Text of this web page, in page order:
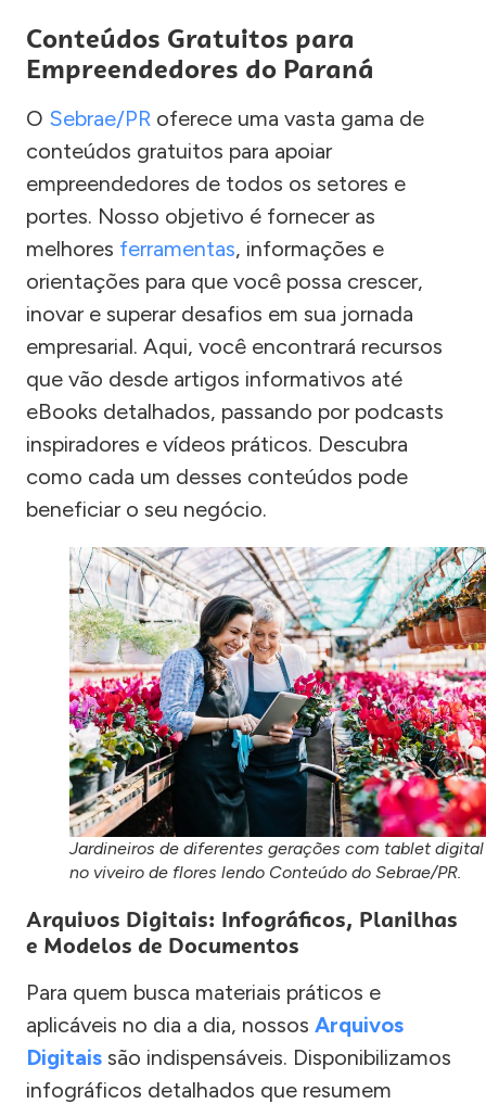
Conteúdos Gratuitos para
Empreendedores do Paraná
O Sebrae/PR oferece uma vasta gama de
conteúdos gratuitos para apoiar
empreendedores de todos os setores e
portes. Nosso objetivo é fornecer as
melhores ferramentas, informações e
orientações para que você possa crescer,
inovar e superar desafios em sua jornada
empresarial. Aqui, você encontrará recursos
que vão desde artigos informativos até
eBooks detalhados, passando por podcasts
inspiradores e vídeos práticos. Descubra
como cada um desses conteúdos pode
beneficiar o seu negócio.
Jardineiros de diferentes gerações com tablet digital
no viveiro de flores lendo Conteúdo do Sebrae/PR.
Arquivos Digitais: Infográficos, Planilhas
e Modelos de Documentos
Para quem busca materiais práticos e
aplicáveis no dia a dia, nossos Arquivos
Digitais são indispensáveis. Disponibilizamos
infográficos detalhados que resumem